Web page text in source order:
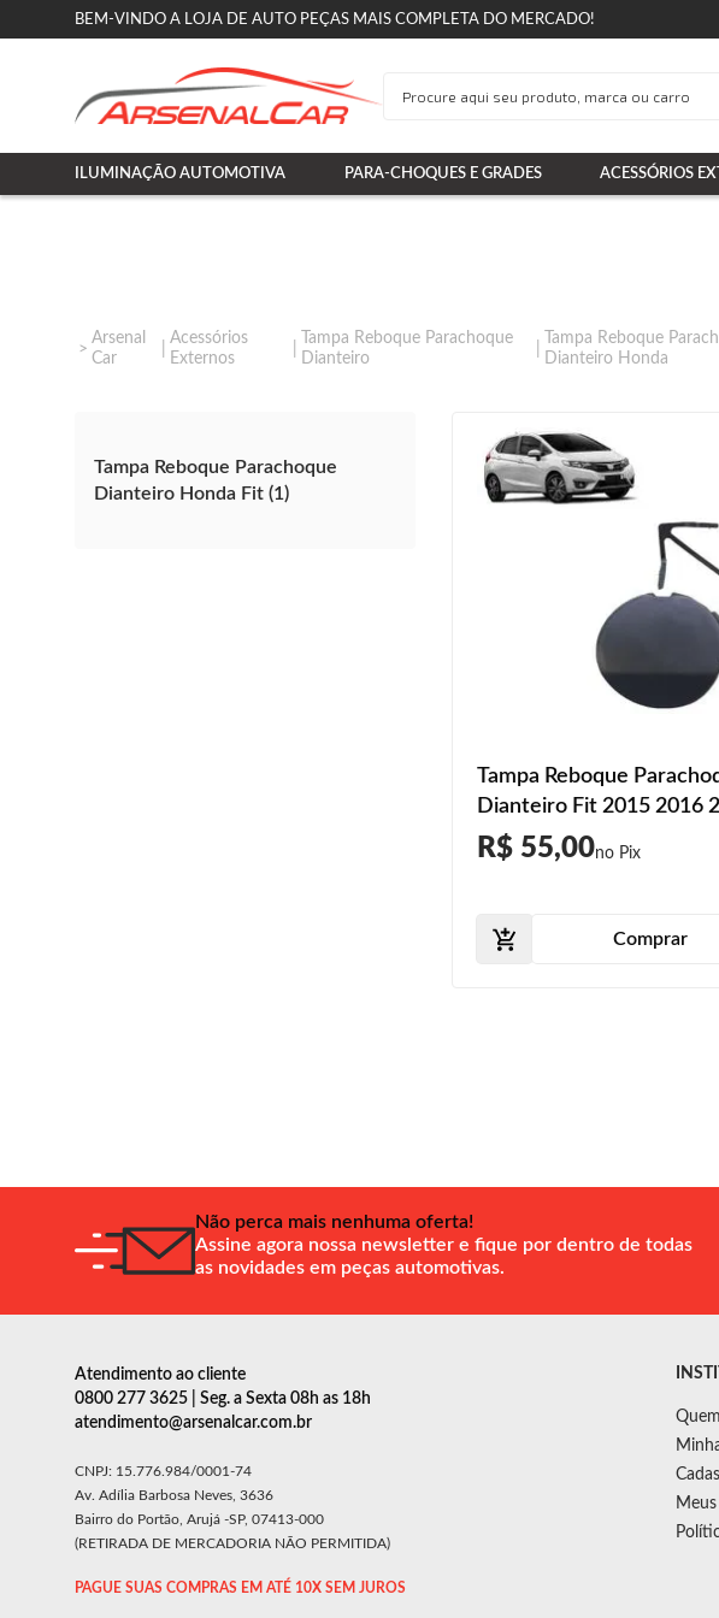
BEM-VINDO A LOJA DE AUTO PEÇAS MAIS COMPLETA DO MERCADO!
ILUMINAÇÃO AUTOMOTIVA PARA-CHOQUES E GRADES ACESSÓRIOS
Arsenal
Car
Acessórios
Externos
Tampa Reboque Parachoque
Dianteiro
Tampa Reboque
Dianteiro Honda
Tampa Reboque Parachoque
Dianteiro Honda Fit (1)
Tampa Reboque
Dianteiro Fit 2015 2016
R$ 55,00
Comprar
Não perca mais nenhuma oferta!
Assine agora nossa newsletter e fique por dentro de todas
as novidades em peças automotivas.
Atendimento ao cliente
0800 277 3625 | Seg. a Sexta 08h as 18h
atendimento@arsenalcar.com.br
CNPJ: 15.776.984/0001-74
Av. Adília Barbosa Neves, 3636
Bairro do Portão, Arujá -SP, 07413-000
(RETIRADA DE MERCADORIA NÃO PERMITIDA)
PAGUE SUAS COMPRAS EM ATÉ 10X SEM JUROS